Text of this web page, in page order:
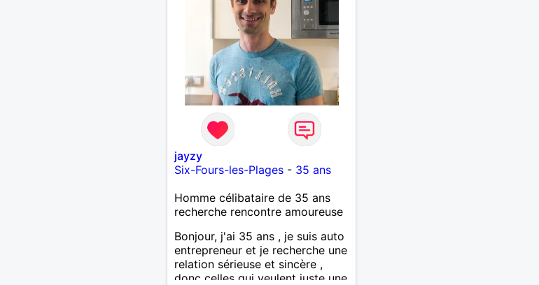
jayzy
Six-Fours-les-Plages- 35 ans
Homme célibataire de 35 ans
recherche rencontre amoureuse
Bonjour, j'ai 35 ans , je suis auto
entrepreneur et je recherche une
relation sérieuse et sincère ,
donc celles qui veulent juste une